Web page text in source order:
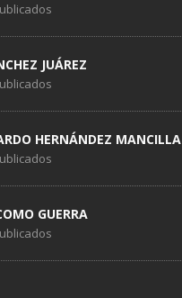
JUÁREZ
HERNÁNDEZ MANCILLA
GUERRA